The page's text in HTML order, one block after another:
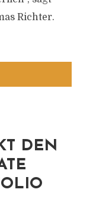
Richter.
DEN